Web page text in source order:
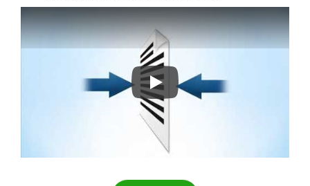
How to Batch Print PDF Files